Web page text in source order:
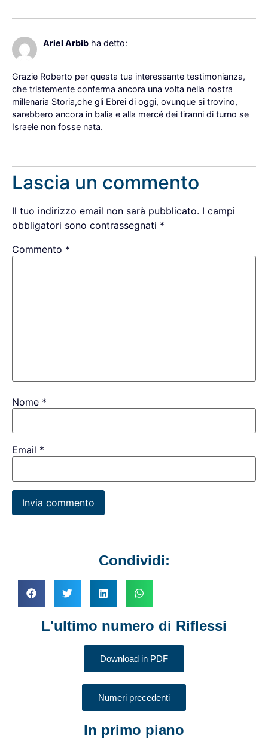
Ariel Arbib ha detto:
Grazie Roberto per questa tua interessante testimonianza,
che tristemente conferma ancora una volta nella nostra
millenaria Storia,che gli Ebrei di oggi, ovunque si trovino,
sarebbero ancora in balia e alla mercé dei tiranni di turno se
Israele non fosse nata.
Lascia un commento
Il tuo indirizzo email non sarà pubblicato. I campi
obbligatori sono contrassegnati *
Commento *
Nome *
Email *
Condividi:
L'ultimo numero di Riflessi
Download in PDF
Numeri precedenti
In primo piano